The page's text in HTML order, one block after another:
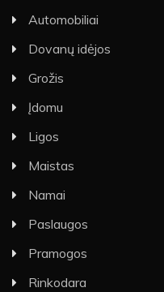
Automobiliai
Dovanų idėjos
Grožis
Įdomu
Ligos
Maistas
Namai
Paslaugos
Pramogos
Rinkodara